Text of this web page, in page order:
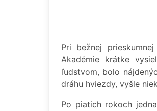
Pri bežnej
Akadémie krátke
ľudstvom, bolo
dráhu hviezdy, vyšle
Po piatich rokoch